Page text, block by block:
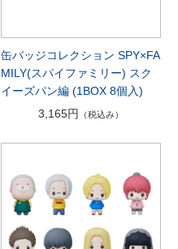
缶バッジコレクション SPY×FA
MILY(スパイファミリー) スク
イーズパン編 (1BOX 8個入)
3,165円
（税込み）